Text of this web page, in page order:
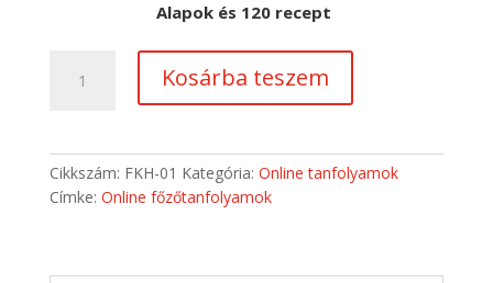
Alapok és 120 recept
online
mennyiség
Kosárba teszem
Cikkszám: FKH-01 Kategória: Online tanfolyamok
Címke: Online főzőtanfolyamok